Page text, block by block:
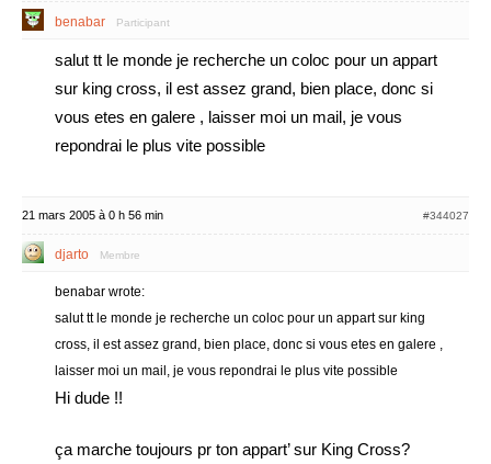
benabar Participant
salut tt le monde je recherche un coloc pour un appart
sur king cross, il est assez grand, bien place, donc si
vous etes en galere , laisser moi un mail, je vous
repondrai le plus vite possible
21 mars 2005 à 0 h 56 min #344027
djarto Membre
benabar wrote:
salut tt le monde je recherche un coloc pour un appart sur king
cross, il est assez grand, bien place, donc si vous etes en galere ,
laisser moi un mail, je vous repondrai le plus vite possible
Hi dude !!
ça marche toujours pr ton appart’ sur King Cross?